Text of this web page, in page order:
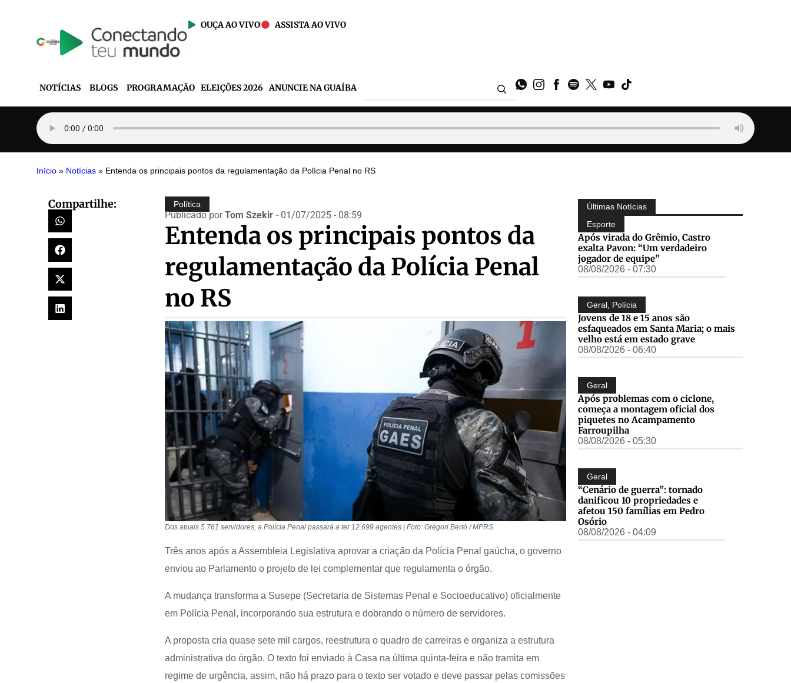
OUÇA AO VIVO ASSISTA AO VIVO
NOTÍCIAS BLOGS PROGRAMAÇÃO ELEIÇÕES 2026 ANUNCIE NA GUAÍBA
Início » Notícias » Entenda os principais pontos da regulamentação da Polícia Penal no RS
Compartilhe: Política
Publicado porTom Szekir - 01/07/2025 - 08:59
Entenda os principais pontos da
regulamentação da Polícia Penal
no RS
Dos atuais 5.761 servidores, a Polícia Penal passará a ter 12.699 agentes | Foto: Grégori Bertó / MPRS
Três anos após a Assembleia Legislativa aprovar a criação da Polícia Penal gaúcha, o governo
enviou ao Parlamento o projeto de lei complementar que regulamenta o órgão.
A mudança transforma a Susepe (Secretaria de Sistemas Penal e Socioeducativo) oficialmente
em Polícia Penal, incorporando sua estrutura e dobrando o número de servidores.
A proposta cria quase sete mil cargos, reestrutura o quadro de carreiras e organiza a estrutura
administrativa do órgão. O texto foi enviado à Casa na última quinta-feira e não tramita em
regime de urgência, assim, não há prazo para o texto ser votado e deve passar pelas comissões
Últimas Notícias
Esporte
Após virada do Grêmio, Castro
exalta Pavon: “Um verdadeiro
jogador de equipe”
08/08/2026 - 07:30
Geral Polícia
Jovens de 18 e 15 anos são
esfaqueados em Santa Maria; o mais
velho está em estado grave
08/08/2026 - 06:40
Geral
Após problemas com o ciclone,
começa a montagem oficial dos
piquetes no Acampamento
Farroupilha
08/08/2026 - 05:30
Geral
“Cenário de guerra”: tornado
danificou 10 propriedades e
afetou 150 famílias em Pedro
Osório
08/08/2026 - 04:09